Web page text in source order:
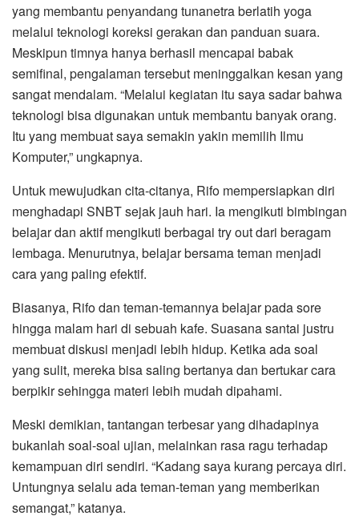
yang membantu penyandang tunanetra berlatih yoga
melalui teknologi koreksi gerakan dan panduan suara.
Meskipun timnya hanya berhasil mencapai babak
semifinal, pengalaman tersebut meninggalkan kesan yang
sangat mendalam. “Melalui kegiatan itu saya sadar bahwa
teknologi bisa digunakan untuk membantu banyak orang.
Itu yang membuat saya semakin yakin memilih Ilmu
Komputer,” ungkapnya.
Untuk mewujudkan cita-citanya, Rifo mempersiapkan diri
menghadapi SNBT sejak jauh hari. Ia mengikuti bimbingan
belajar dan aktif mengikuti berbagai try out dari beragam
lembaga. Menurutnya, belajar bersama teman menjadi
cara yang paling efektif.
Biasanya, Rifo dan teman-temannya belajar pada sore
hingga malam hari di sebuah kafe. Suasana santai justru
membuat diskusi menjadi lebih hidup. Ketika ada soal
yang sulit, mereka bisa saling bertanya dan bertukar cara
berpikir sehingga materi lebih mudah dipahami.
Meski demikian, tantangan terbesar yang dihadapinya
bukanlah soal-soal ujian, melainkan rasa ragu terhadap
kemampuan diri sendiri. “Kadang saya kurang percaya diri.
Untungnya selalu ada teman-teman yang memberikan
semangat,” katanya.